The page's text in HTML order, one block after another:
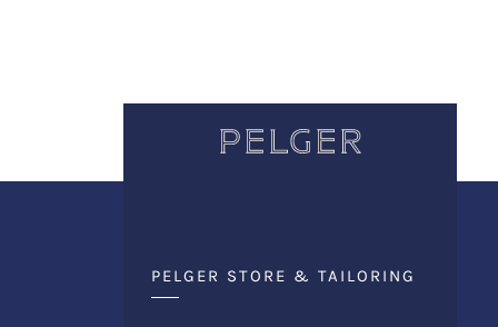
PELGER STORE & TAILORING